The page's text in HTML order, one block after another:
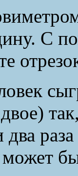
С
два